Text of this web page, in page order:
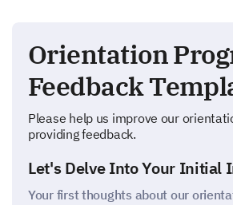
Orientation
Feedback
Please help us improve our
providing feedback.
Let's Delve Into Your Initial
Your first thoughts about our